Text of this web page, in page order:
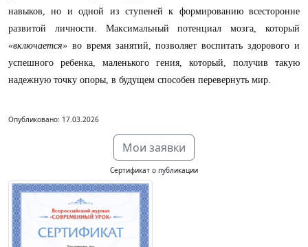
навыков, но и одной из ступеней к формированию всесторонне
развитой личности. Максимальный потенциал мозга, который
«включается» во время занятий, позволяет воспитать здорового и
успешного ребенка, маленького гения, который, получив такую
надежную точку опоры, в будущем способен перевернуть мир.
Опубликовано: 17.03.2026
Мои заявки
Сертификат о публикации